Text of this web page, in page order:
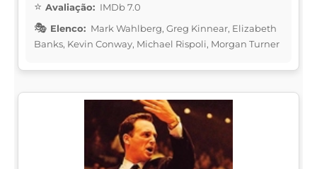
Avaliação: IMDb 7.0
Elenco: Mark Wahlberg, Greg Kinnear, Elizabeth
Banks, Kevin Conway, Michael Rispoli, Morgan Turner